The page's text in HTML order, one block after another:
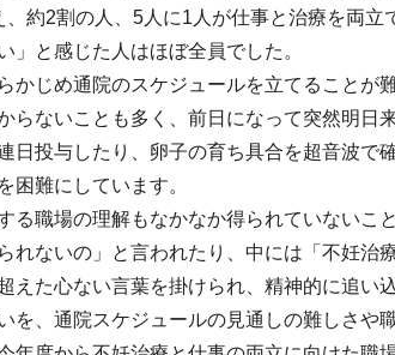
約2割の人、5人に1人が仕事と治療を両立
」と感じた人はほぼ全員でした。
かじめ通院のスケジュールを立てること
らないことも多く、前日になって突然明
日投与したり、卵子の育ち具合を超音波で
困難にしています。
る職場の理解もなかなか得られていないこ
れないの」と言われたり、中には「不妊治
えた心ない言葉を掛けられ、精神的に追
を、通院スケジュールの見通しの難しさや